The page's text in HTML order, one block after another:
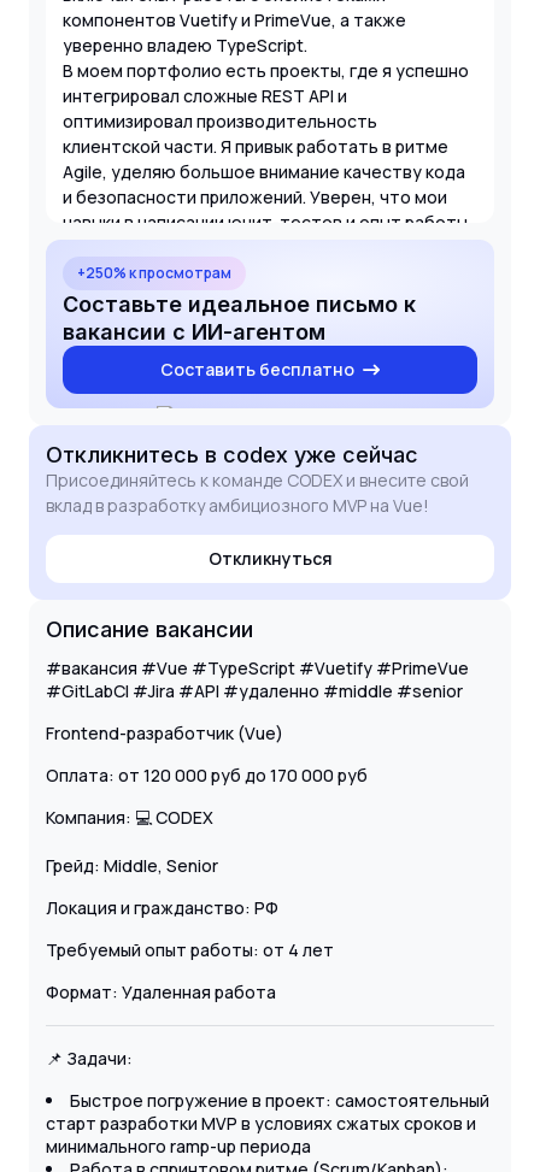
компонентов Vuetify и PrimeVue, а также
уверенно владею TypeScript.
В моем портфолио есть проекты, где я успешно
интегрировал сложные REST API и
оптимизировал производительность
клиентской части. Я привык работать в ритме
Agile, уделяю большое внимание качеству кода
и безопасности приложений. Уверен, что мои
навыки в написании юнит-тестов и опыт работы
с GitLab CI помогут вашей команде выпустить
качественный MVP в срок.
+250% к просмотрам
Составьте идеальное письмо к
вакансии с ИИ-агентом
Составить бесплатно
Откликнитесь в codex уже сейчас
Присоединяйтесь к команде CODEX и внесите свой
вклад в разработку амбициозного MVP на Vue!
Откликнуться
Описание вакансии
#вакансия #Vue #TypeScript #Vuetify #PrimeVue
#GitLabCI #Jira #API #удаленно #middle #senior
Frontend-разработчик (Vue)
Оплата: от 120 000 руб до 170 000 руб
Компания: 💻 CODEX
Грейд: Middle, Senior
Локация и гражданство: РФ
Требуемый опыт работы: от 4 лет
Формат: Удаленная работа
📌 Задачи:
Быстрое погружение в проект: самостоятельный
старт разработки MVP в условиях сжатых сроков и
минимального ramp-up периода